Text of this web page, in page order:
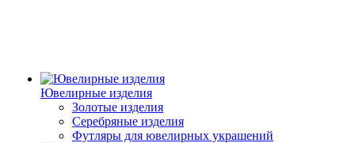
Ювелирные изделия
Золотые изделия
Серебряные изделия
Футляры для ювелирных украшений